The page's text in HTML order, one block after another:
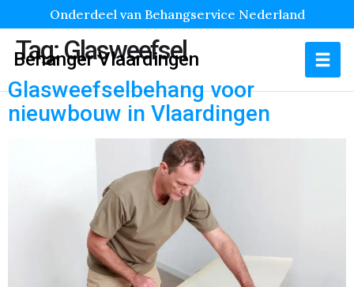
Onderdeel van Behangservice Nederland
Behanger Vlaardingen
Tag:Glasweefsel
Glasweefselbehang voor
nieuwbouw in Vlaardingen